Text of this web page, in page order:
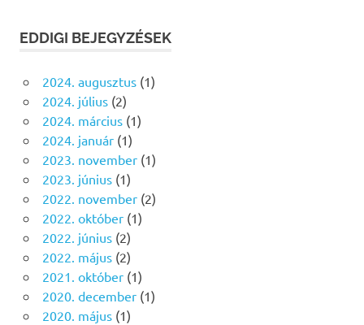
EDDIGI BEJEGYZÉSEK
2024. augusztus(1)
2024. július(2)
2024. március(1)
2024. január(1)
2023. november(1)
2023. június(1)
2022. november(2)
2022. október(1)
2022. június(2)
2022. május(2)
2021. október(1)
2020. december(1)
2020. május(1)